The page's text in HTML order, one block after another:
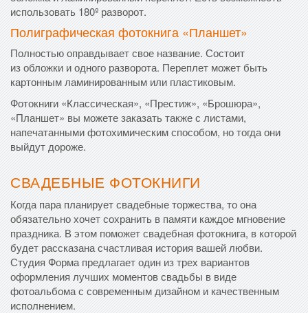
использовать 180º разворот.
Полиграфическая фотокнига «Планшет»
Полностью оправдывает свое название. Состоит
из обложки и одного разворота. Переплет может быть
картонным ламинированным или пластиковым.
Фотокниги «Классическая», «Престиж», «Брошюра»,
«Планшет» вы можете заказать также с листами,
напечатанными фотохимическим способом, но тогда они
выйдут дороже.
СВАДЕБНЫЕ ФОТОКНИГИ
Когда пара планирует свадебные торжества, то она
обязательно хочет сохранить в памяти каждое мгновение
праздника. В этом поможет свадебная фотокнига, в которой
будет рассказана счастливая история вашей любви.
Студия Форма предлагает один из трех вариантов
оформления лучших моментов свадьбы в виде
фотоальбома с современным дизайном и качественным
исполнением.